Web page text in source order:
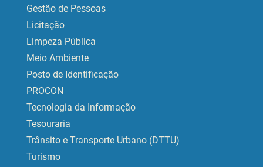
Gestão de Pessoas
Licitação
Limpeza Pública
Meio Ambiente
Posto de Identificação
PROCON
Tecnologia da Informação
Tesouraria
Trânsito e Transporte Urbano (DTTU)
Turismo